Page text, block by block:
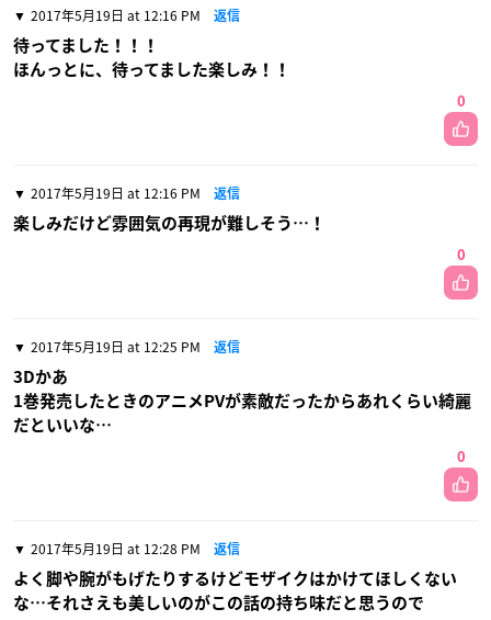
2017年5月19日 at 12:16 PM 返信
待ってました！！！
ほんっとに、待ってました楽しみ！！
0
2017年5月19日 at 12:16 PM 返信
楽しみだけど雰囲気の再現が難しそう…！
0
2017年5月19日 at 12:25 PM 返信
3Dかあ
1巻発売したときのアニメPVが素敵だったからあれくらい綺麗
だといいな…
0
2017年5月19日 at 12:28 PM 返信
よく脚や腕がもげたりするけどモザイクはかけてほしくない
な…それさえも美しいのがこの話の持ち味だと思うので